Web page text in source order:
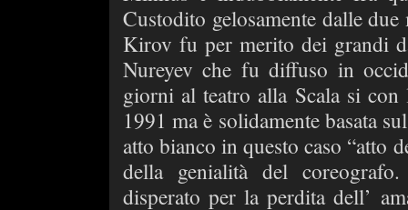
Custodito gelosamente dalle
Kirov fu per merito dei grandi
Nureyev che fu diffuso in
giorni al teatro alla Scala si
1991 ma è solidamente basata
atto bianco in questo caso “atto
della genialità del
disperato per la perdita dell’